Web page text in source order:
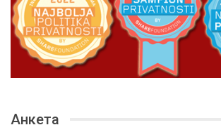
Анкета